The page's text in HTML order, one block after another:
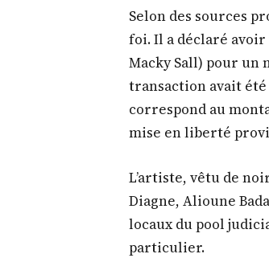
Selon des sources
foi. Il a déclaré avoir
Macky Sall) pour un
transaction avait été
correspond au
mise en liberté
L’artiste, vêtu de
Diagne, Alioune
locaux du pool
particulier.